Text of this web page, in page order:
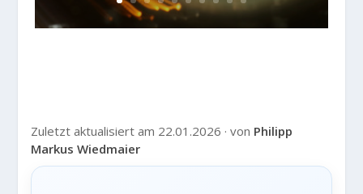
Zuletzt aktualisiert am 22.01.2026 · von Philipp
Markus Wiedmaier